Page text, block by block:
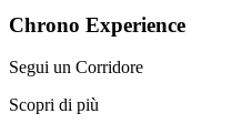
Chrono Experience
Segui un Corridore
Scopri di più